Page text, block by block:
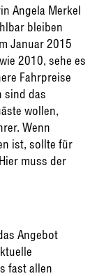
Angela Merkel
bleiben
Januar 2015
2010, sehe es
Fahrpreise
sind das
wollen,
Wenn
ist, sollte für
muss der
Angebot
fast allen